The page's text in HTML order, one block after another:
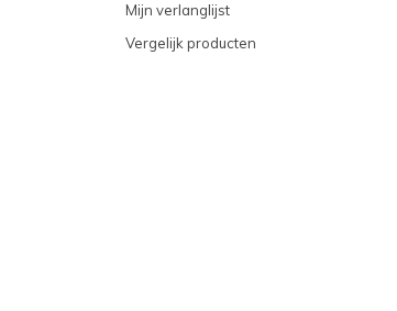
Mijn verlanglijst
Vergelijk producten